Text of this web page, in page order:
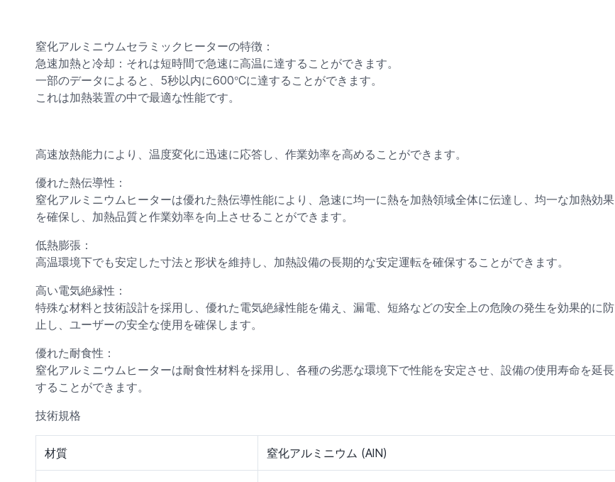
窒化アルミニウムセラミックヒーターの特徴：
急速加熱と冷却：それは短時間で急速に高温に達することができます。
一部のデータによると、5秒以内に600°Cに達することができます。
これは加熱装置の中で最適な性能です。
高速放熱能力により、温度変化に迅速に応答し、作業効率を高めることができます。
優れた熱伝導性：
窒化アルミニウムヒーターは優れた熱伝導性能により、急速に均一に熱を加熱領域全体に伝達し、均一な加熱効果
を確保し、加熱品質と作業効率を向上させることができます。
低熱膨張：
高温環境下でも安定した寸法と形状を維持し、加熱設備の長期的な安定運転を確保することができます。
高い電気絶縁性：
特殊な材料と技術設計を採用し、優れた電気絶縁性能を備え、漏電、短絡などの安全上の危険の発生を効果的に防
止し、ユーザーの安全な使用を確保します。
優れた耐食性：
窒化アルミニウムヒーターは耐食性材料を採用し、各種の劣悪な環境下で性能を安定させ、設備の使用寿命を延長
することができます。
技術規格
材質 窒化アルミニウム (AlN)